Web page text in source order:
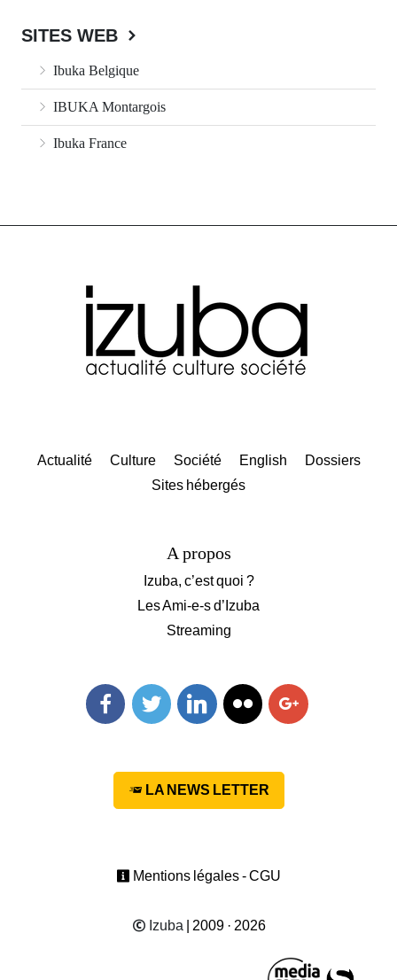
SITES WEB
Ibuka Belgique
IBUKA Montargois
Ibuka France
Actualité Culture Société English
Dossiers
Sites hébergés
A propos
Izuba, c’est quoi ?
Les Ami-e-s d’Izuba
Streaming
LA NEWS LETTER
Mentions légales - CGU
Izuba | 2009 · 2026